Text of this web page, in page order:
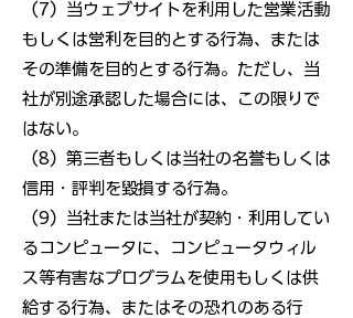
（7）当ウェブサイトを利用した営業活動
もしくは営利を目的とする行為、または
その準備を目的とする行為。ただし、当
社が別途承認した場合には、この限りで
はない。
（8）第三者もしくは当社の名誉もしくは
信用・評判を毀損する行為。
（9）当社または当社が契約・利用してい
るコンピュータに、コンピュータウィル
ス等有害なプログラムを使用もしくは供
給する行為、またはその恐れのある行